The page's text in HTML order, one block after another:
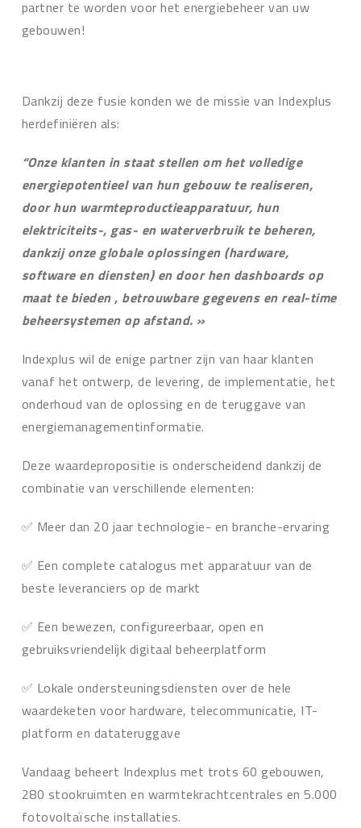
partner te worden voor het energiebeheer van uw
gebouwen!
Dankzij deze fusie konden we de missie van Indexplus
herdefiniëren als:
“Onze klanten in staat stellen om het volledige
energiepotentieel van hun gebouw te realiseren,
door hun warmteproductieapparatuur, hun
elektriciteits-, gas- en waterverbruik te beheren,
dankzij onze globale oplossingen (hardware,
software en diensten) en door hen dashboards op
maat te bieden , betrouwbare gegevens en real-time
beheersystemen op afstand. »
Indexplus wil de enige partner zijn van haar klanten
vanaf het ontwerp, de levering, de implementatie, het
onderhoud van de oplossing en de teruggave van
energiemanagementinformatie.
Deze waardepropositie is onderscheidend dankzij de
combinatie van verschillende elementen:
✅ Meer dan 20 jaar technologie- en branche-ervaring
✅ Een complete catalogus met apparatuur van de
beste leveranciers op de markt
✅ Een bewezen, configureerbaar, open en
gebruiksvriendelijk digitaal beheerplatform
✅ Lokale ondersteuningsdiensten over de hele
waardeketen voor hardware, telecommunicatie, IT-
platform en datateruggave
Vandaag beheert Indexplus met trots 60 gebouwen,
280 stookruimten en warmtekrachtcentrales en 5.000
fotovoltaïsche installaties.